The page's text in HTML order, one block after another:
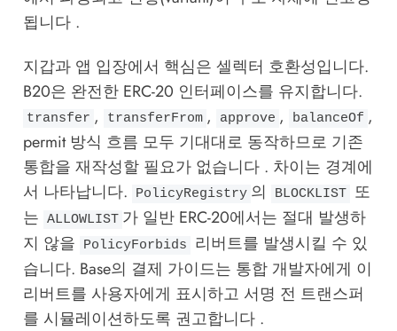
됩니다 .
지갑과 앱 입장에서 핵심은 셀렉터 호환성입니다.
B20은 완전한 ERC-20 인터페이스를 유지합니다.
transfer , transferFrom , approve , balanceOf ,
permit 방식 흐름 모두 기대대로 동작하므로 기존
통합을 재작성할 필요가 없습니다 . 차이는 경계에
서 나타납니다.
PolicyRegistry 의 BLOCKLIST 또
는 ALLOWLIST 가 일반 ERC-20에서는 절대 발생하
지 않을
PolicyForbids
리버트를 발생시킬 수 있
습니다. Base의 결제 가이드는 통합 개발자에게 이
리버트를 사용자에게 표시하고 서명 전 트랜스퍼
를 시뮬레이션하도록 권고합니다 .